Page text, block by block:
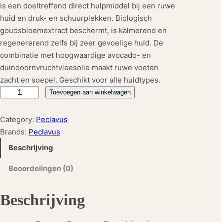
is een doeltreffend direct hulpmiddel bij een ruwe
huid en druk- en schuurplekken. Biologisch
goudsbloemextract beschermt, is kalmerend en
regenererend zelfs bij zeer gevoelige huid. De
combinatie met hoogwaardige avocado- en
duindoornvruchtvleesolie maakt ruwe voeten
zacht en soepel. Geschikt voor alle huidtypes.
c
l
a
P
Toevoegen aan winkelwagen
Category: Peclavus
Brands: Peclavus
Beschrijving
Beoordelingen (0)
Beschrijving